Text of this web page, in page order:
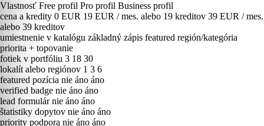
Vlastnosť Free profil Pro profil Business profil
cena a kredity 0 EUR 19 EUR / mes. alebo 19 kreditov 39 EUR / mes.
alebo 39 kreditov
umiestnenie v katalógu základný zápis featured región/kategória
priorita + topovanie
fotiek v portfóliu 3 18 30
lokalít alebo regiónov 1 3 6
featured pozícia nie áno áno
verified badge nie áno áno
lead formulár nie áno áno
štatistiky dopytov nie áno áno
priority podpora nie áno áno